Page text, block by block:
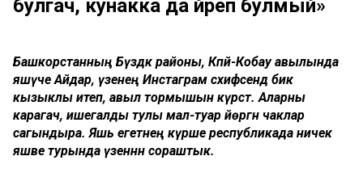
булгач, кунакка да йөреп булмый»
Башкорстанның Бүздәк районы, Кәпәй-Кобау авылында
яшәүче Айдар, үзенең Инстаграм сәхифәсендә бик
кызыклы итеп, авыл тормышын күрсәтә. Аларны
карагач, ишегалды тулы мал-туар йөргән чаклар
сагындыра. Яшь егетнең күрше республикада ничек
яшәве турында үзеннән сораштык.